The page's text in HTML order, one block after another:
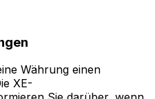
Währung einen
XE-